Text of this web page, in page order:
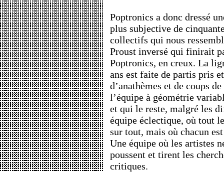
Poptronics a donc dressé
plus subjective de
collectifs qui nous
Proust inversé qui finirait
Poptronics, en creux. La
ans est faite de partis pris
d’anathèmes et de coups
l’équipe à géométrie
et qui le reste, malgré les
équipe éclectique, où tout
sur tout, mais où chacun
Une équipe où les artistes
poussent et tirent les
critiques.